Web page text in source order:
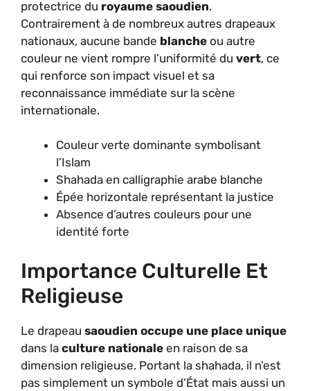
protectrice du royaume saoudien.
Contrairement à de nombreux autres drapeaux
nationaux, aucune bande blanche ou autre
couleur ne vient rompre l’uniformité du vert, ce
qui renforce son impact visuel et sa
reconnaissance immédiate sur la scène
internationale.
Couleur verte dominante symbolisant
l’Islam
Shahada en calligraphie arabe blanche
Épée horizontale représentant la justice
Absence d’autres couleurs pour une
identité forte
Importance Culturelle Et
Religieuse
Le drapeau saoudien occupe une place unique
dans la culture nationale en raison de sa
dimension religieuse. Portant la shahada, il n’est
pas simplement un symbole d’État mais aussi un